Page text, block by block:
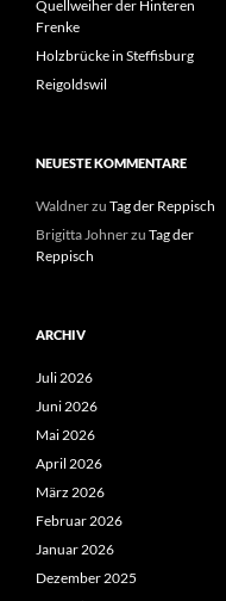
Quellweiher der Hinteren
Frenke
Holzbrücke in Steffisburg
Reigoldswil
NEUESTE KOMMENTARE
Waldnerzu Tag der Reppisch
Brigitta Johnerzu Tag der
Reppisch
ARCHIV
Juli 2026
Juni 2026
Mai 2026
April 2026
März 2026
Februar 2026
Januar 2026
Dezember 2025